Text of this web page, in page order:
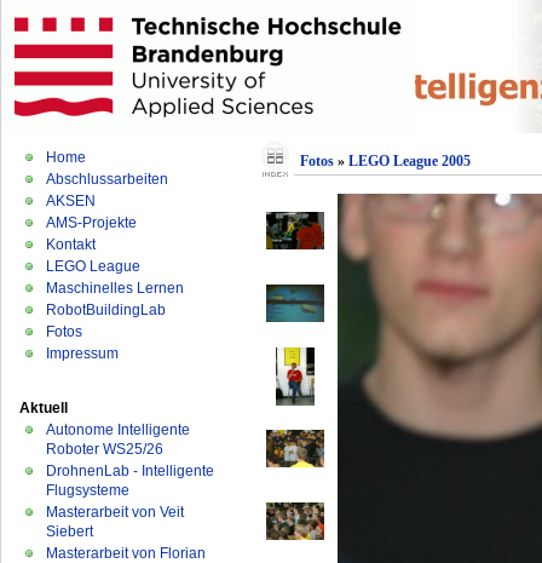
Home
Abschlussarbeiten
AKSEN
AMS-Projekte
Kontakt
LEGO League
Maschinelles Lernen
RobotBuildingLab
Fotos
Impressum
Aktuell
Autonome Intelligente
Roboter WS25/26
DrohnenLab - Intelligente
Flugsysteme
Masterarbeit von Veit
Siebert
Masterarbeit von Florian
Fotos» LEGO League 2005